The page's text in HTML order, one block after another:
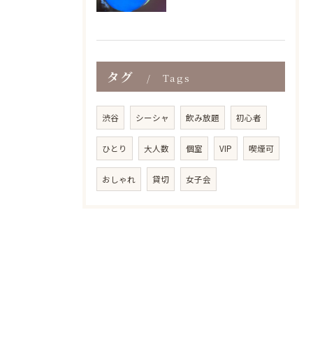
タグ Tags
渋谷 シーシャ 飲み放題 初心者
ひとり 大人数 個室 VIP 喫煙可
おしゃれ 貸切 女子会